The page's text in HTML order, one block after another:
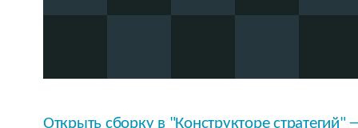
Открыть сборку в "Конструкторе стратегий"